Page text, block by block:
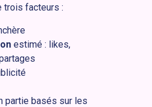
trois facteurs :
estimé : likes,
partie basés sur les